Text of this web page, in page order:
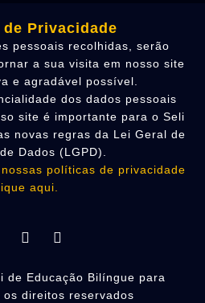
Privacidade
pessoais recolhidas, serão
a sua visita em nosso site
e agradável possível.
dos dados pessoais
site é importante para o Seli
novas regras da Lei Geral de
Dados (LGPD).
políticas de privacidade
aqui.
de Educação Bilíngue para
os direitos reservados
F
a
e
b
I
n
t